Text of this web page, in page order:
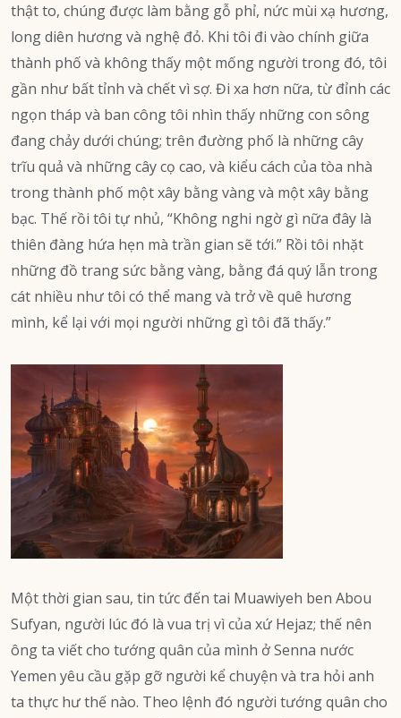
thật to, chúng được làm bằng gỗ phỉ, nức mùi xạ hương,
long diên hương và nghệ đỏ. Khi tôi đi vào chính giữa
thành phố và không thấy một mống người trong đó, tôi
gần như bất tỉnh và chết vì sợ. Đi xa hơn nữa, từ đỉnh các
ngọn tháp và ban công tôi nhìn thấy những con sông
đang chảy dưới chúng; trên đường phố là những cây
trĩu quả và những cây cọ cao, và kiểu cách của tòa nhà
trong thành phố một xây bằng vàng và một xây bằng
bạc. Thế rồi tôi tự nhủ, “Không nghi ngờ gì nữa đây là
thiên đàng hứa hẹn mà trần gian sẽ tới.” Rồi tôi nhặt
những đồ trang sức bằng vàng, bằng đá quý lẫn trong
cát nhiều như tôi có thể mang và trở về quê hương
mình, kể lại với mọi người những gì tôi đã thấy.”
Một thời gian sau, tin tức đến tai Muawiyeh ben Abou
Sufyan, người lúc đó là vua trị vì của xứ Hejaz; thế nên
ông ta viết cho tướng quân của mình ở Senna nước
Yemen yêu cầu gặp gỡ người kể chuyện và tra hỏi anh
ta thực hư thế nào. Theo lệnh đó người tướng quân cho